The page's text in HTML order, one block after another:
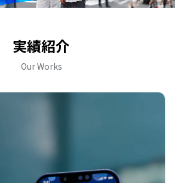
実績紹介
Our Works